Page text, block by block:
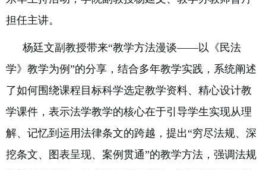
担任主讲。
杨廷文副教授带来“教学方法漫谈——以《民法
学》教学为例”的分享，结合多年教学实践，系统阐述
了如何围绕课程目标科学选定教学资料、精心设计教
学课件，表示法学教学的核心在于引导学生实现从理
解、记忆到运用法律条文的跨越，提出“穷尽法规、深
挖条文、图表呈现、案例贯通”的教学方法，强调法规